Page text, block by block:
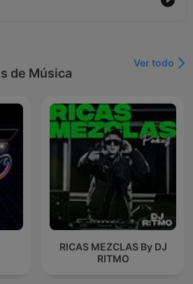
de Música
Ver todo
RICAS MEZCLAS By DJ
RITMO